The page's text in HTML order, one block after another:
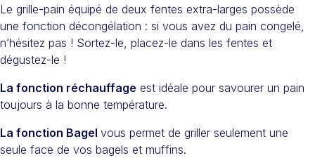
Le grille-pain équipé de deux fentes extra-larges possède
une fonction décongélation : si vous avez du pain congelé,
n’hésitez pas ! Sortez-le, placez-le dans les fentes et
dégustez-le !
La fonction réchauffage est idéale pour savourer un pain
toujours à la bonne température.
La fonction Bagel vous permet de griller seulement une
seule face de vos bagels et muffins.